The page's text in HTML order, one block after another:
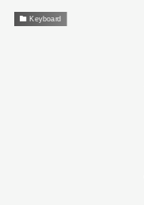
Keyboard